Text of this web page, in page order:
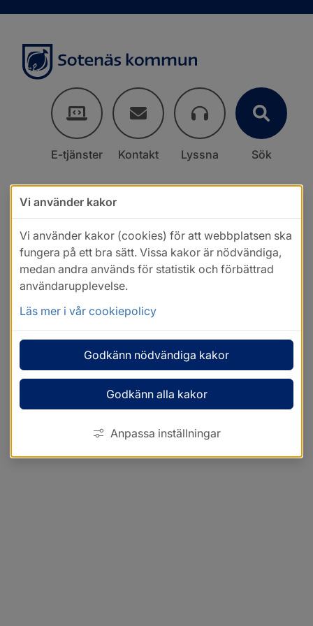
E-tjänster Kontakt Lyssna Sök
Vi använder kakor
Vi använder kakor (cookies) för att webbplatsen ska
fungera på ett bra sätt. Vissa kakor är nödvändiga,
medan andra används för statistik och förbättrad
användarupplevelse.
Läs mer i vår cookiepolicy
Godkänn nödvändiga kakor
Godkänn alla kakor
Anpassa inställningar